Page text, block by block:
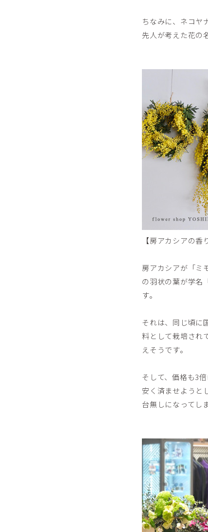
ちなみに、ネコヤ
先人が考えた花の
【房アカシアの香
房アカシアが「ミ
の羽状の葉が学名
す。
それは、同じ頃に
料として栽培され
えそうです。
そして、価格も3
安く済ませようと
台無しになってし